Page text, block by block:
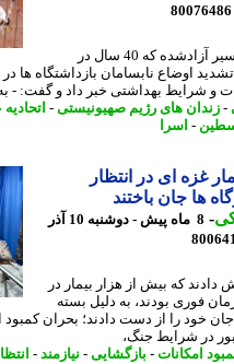
محمد الطوس، اسیر آزادشده که 40 سال در
اوضاع نابسامان بازداشتگاه ها در
شرایط بهداشتی خبر داد و گفت: - به
های رژیم صهیونیستی-اتحادیه عرب
-اسرا
غزه ای در انتظار
جان باختند
8 ماه پیش - دوشنبه 10 آذر
که بیش از هزار بیمار در
بودند، به دلیل بسته
را از دست دادند؛ بحران کمبود
شرایط جنگ،
امکانات-بازگشایی-نیازمند-انتظار-